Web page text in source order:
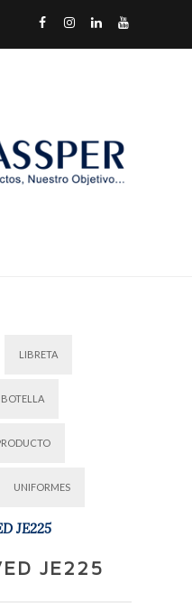
LIBRETA
BOTELLA
UNIFORMES
JE225
JE225